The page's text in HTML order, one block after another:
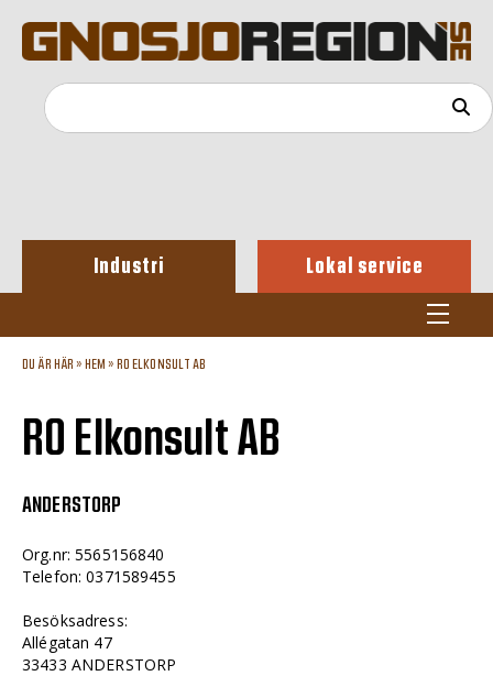
Industri Lokal service
DU ÄR HÄR » HEM » RO ELKONSULT AB
RO Elkonsult AB
ANDERSTORP
Org.nr: 5565156840
Telefon: 0371589455
Besöksadress:
Allégatan 47
33433 ANDERSTORP